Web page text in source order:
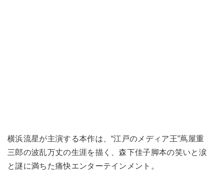
横浜流星が主演する本作は、“江戸のメディア王”蔦屋重
三郎の波乱万丈の生涯を描く、森下佳子脚本の笑いと涙
と謎に満ちた痛快エンターテインメント。